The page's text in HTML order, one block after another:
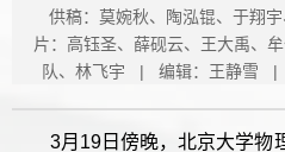
供稿：莫婉秋、陶泓锟、于翔
片：高钰圣、薛砚云、王大禹、
队、林飞宇 | 编辑：王静雪 |
3月19日傍晚，北京大学物